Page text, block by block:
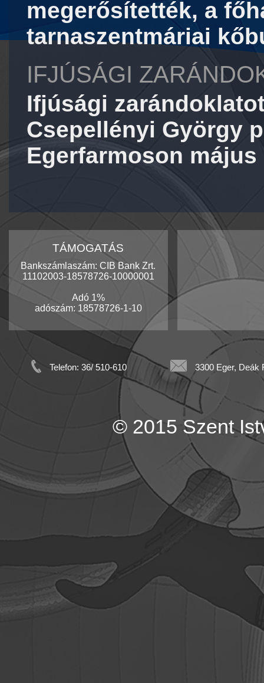
megerősítették, a
tarnaszentmáriai
IFJÚSÁGI
Ifjúsági
Csepellényi György
Egerfarmoson május
TÁMOGATÁS
Bankszámlaszám: CIB Bank Zrt.
11102003-18578726-10000001
Adó 1%
adószám: 18578726-1-10
Telefon: 36/ 510-610 3300 Eger, Deák
© 2015 Szent